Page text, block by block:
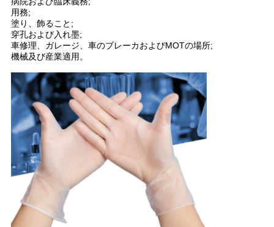
用務;
塗り、飾ること;
穿孔および入れ墨;
車修理、ガレージ、車のブレーカおよびMOTの場所;
機械及び産業適用。